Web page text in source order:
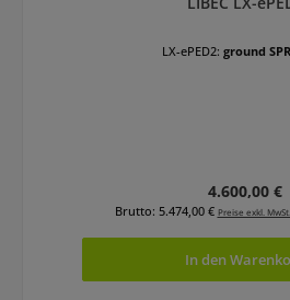
LX-ePED2: ground
Regulärer
4.600,00 €
Brutto: 5.474,00 € Preise exkl.
In den